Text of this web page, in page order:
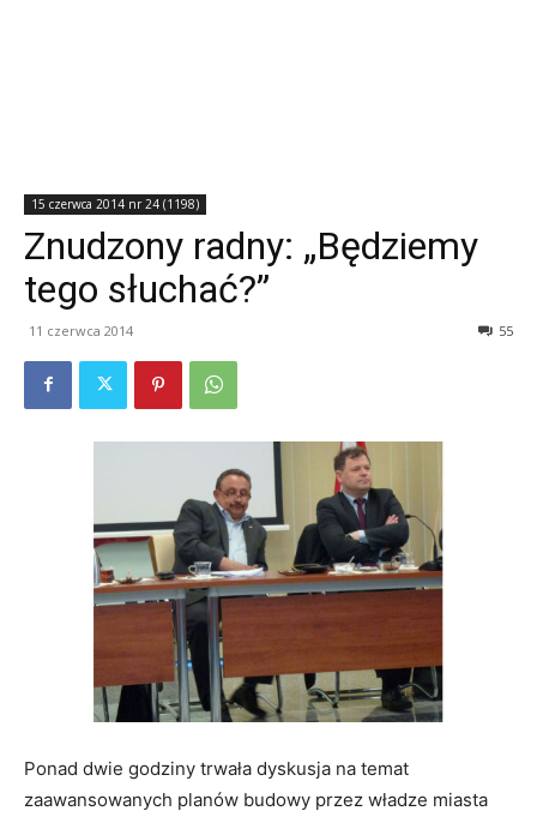
15 czerwca 2014 nr 24 (1198)
Znudzony radny: „Będziemy
tego słuchać?”
11 czerwca 2014 55
Ponad dwie godziny trwała dyskusja na temat
zaawansowanych planów budowy przez władze miasta